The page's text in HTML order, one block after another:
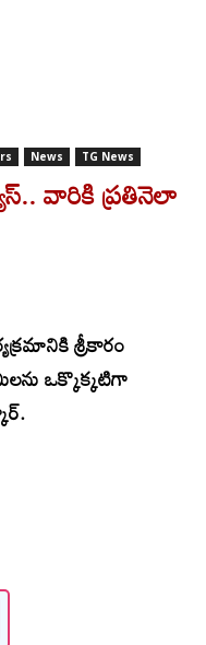
News TG News
వారికి ప్రతినెలా
శ్రీకారం
ఒక్కొక్కటిగా